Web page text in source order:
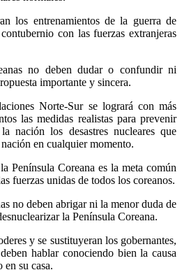
los entrenamientos de la guerra de
con las fuerzas extranjeras
no deben dudar o confundir ni
importante y sincera.
Norte-Sur se logrará con más
las medidas realistas para prevenir
nación los desastres nucleares que
en cualquier momento.
Península Coreana es la meta común
fuerzas unidas de todos los coreanos.
no deben abrigar ni la menor duda de
la Península Coreana.
y se sustituyeran los gobernantes,
hablar conociendo bien la causa
su casa.